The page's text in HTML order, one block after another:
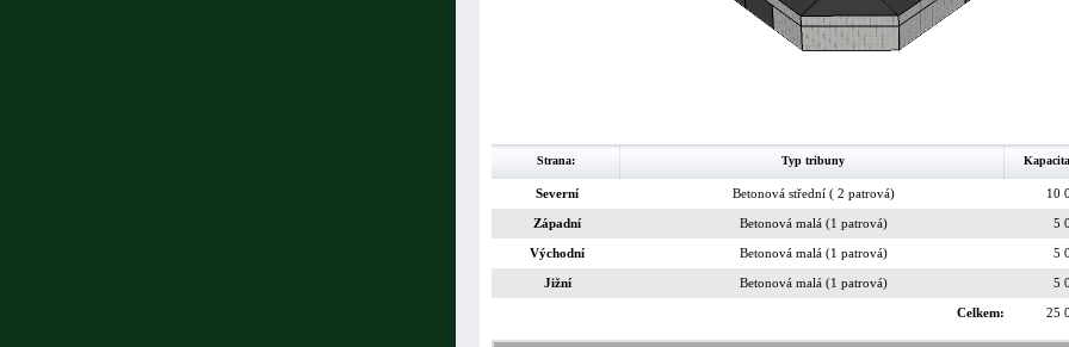
Strana: Typ tribuny Kapacita
Severní Betonová střední ( 2 patrová) 10
Západní Betonová malá (1 patrová) 5
Východní Betonová malá (1 patrová) 5
Jižní Betonová malá (1 patrová) 5
Celkem: 25